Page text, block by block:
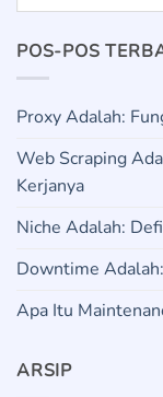
POS-POS
Proxy Adalah:
Web Scraping
Kerjanya
Niche Adalah:
Downtime
Apa Itu
ARSIP